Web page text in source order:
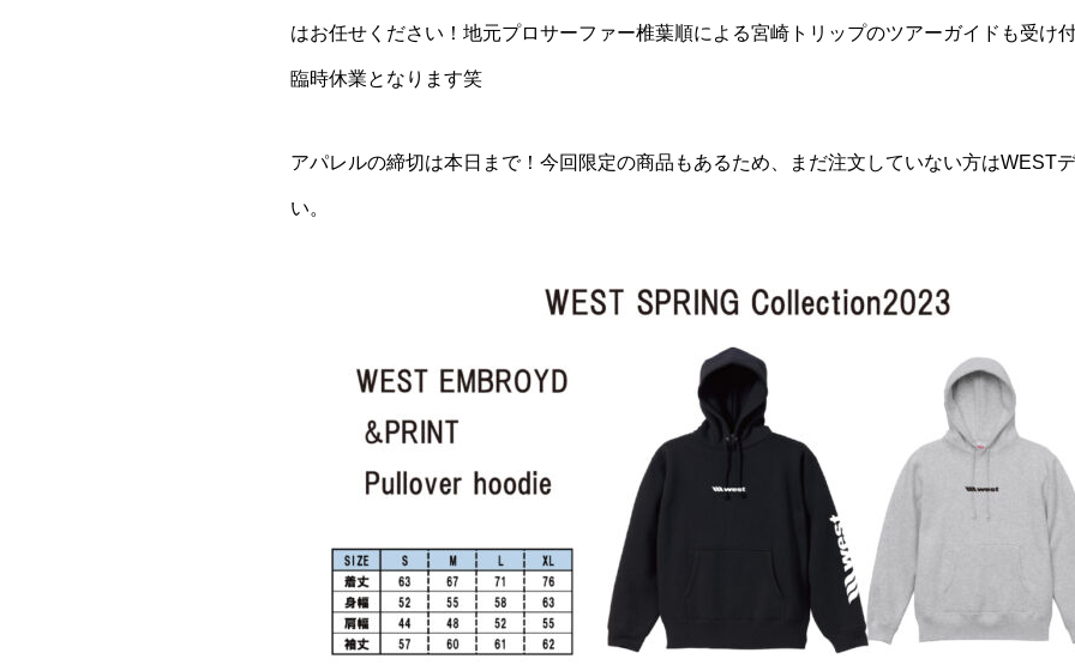
はお任せください！地元プロサーファー椎葉順による宮崎トリップのツアーガイドも受け
臨時休業となります笑
アパレルの締切は本日まで！今回限定の商品もあるため、まだ注文していない方はWEST
い。